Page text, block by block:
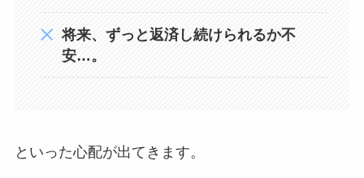
将来、ずっと返済し続けられるか不
安…。
といった心配が出てきます。